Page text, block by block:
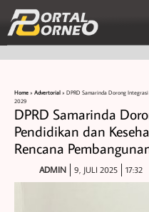
Home » Advertorial » DPRD Samarinda Dorong
2029
DPRD Samarinda
Pendidikan dan
Rencana
ADMIN 9, JULI 2025 17:32